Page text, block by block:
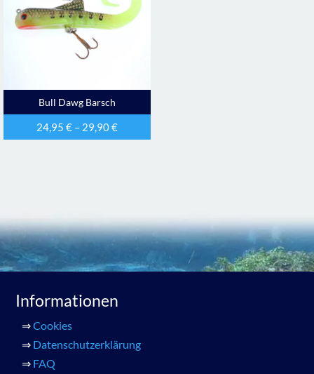
Bull Dawg Barsch
24,95€ – 29,90€
Informationen
⇒Cookies
⇒ Datenschutzerklärung
⇒ FAQ